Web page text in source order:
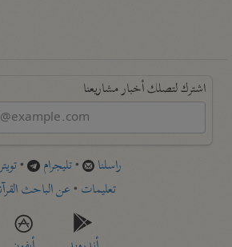
اشترك لتصلك أخبار مشاريعنا
راسلنا •تليجرام •تويتر
تعليمات •عن الباحث